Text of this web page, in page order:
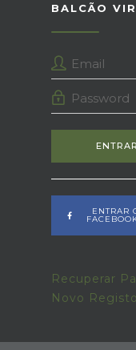
BALCÃO
ENTRAR
ENTRAR
Recuperar
Novo Registo